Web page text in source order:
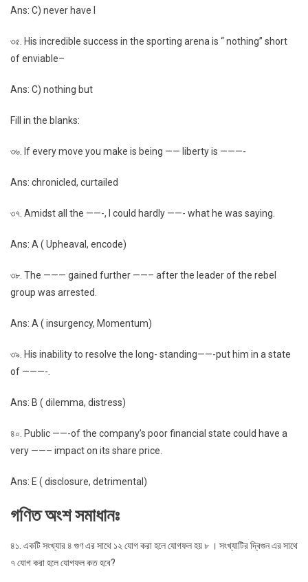
Ans: C) never have I
৩৫. His incredible success in the sporting arena is “ nothing” short
of enviable–
Ans: C) nothing but
Fill in the blanks:
৩৬. If every move you make is being —— liberty is ———-
Ans: chronicled, curtailed
৩৭. Amidst all the ——-, I could hardly ——- what he was saying.
Ans: A ( Upheaval, encode)
৩৮. The ——— gained further ——– after the leader of the rebel
group was arrested.
Ans: A ( insurgency, Momentum)
৩৯. His inability to resolve the long- standing——-put him in a state
of ———-.
Ans: B ( dilemma, distress)
৪০. Public ——-of the company’s poor financial state could have a
very ——– impact on its share price.
Ans: E ( disclosure, detrimental)
গণিত অংশ সমাধানঃ
৪১. একটি সংখ্যার ৪ গুণ এর সাথে ১২ যোগ করা হলে যোগফল হয় ৮ । সংখ্যাটির দ্বিগুন এর সাথে
৭ যোগ করা হলে যোগফল কত হবে?